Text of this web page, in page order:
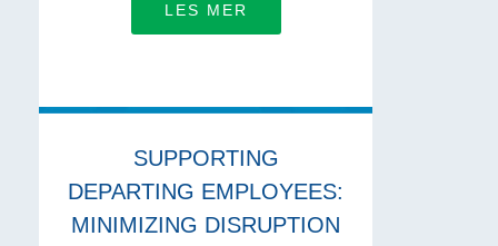
LES MER
SUPPORTING
DEPARTING EMPLOYEES:
MINIMIZING DISRUPTION